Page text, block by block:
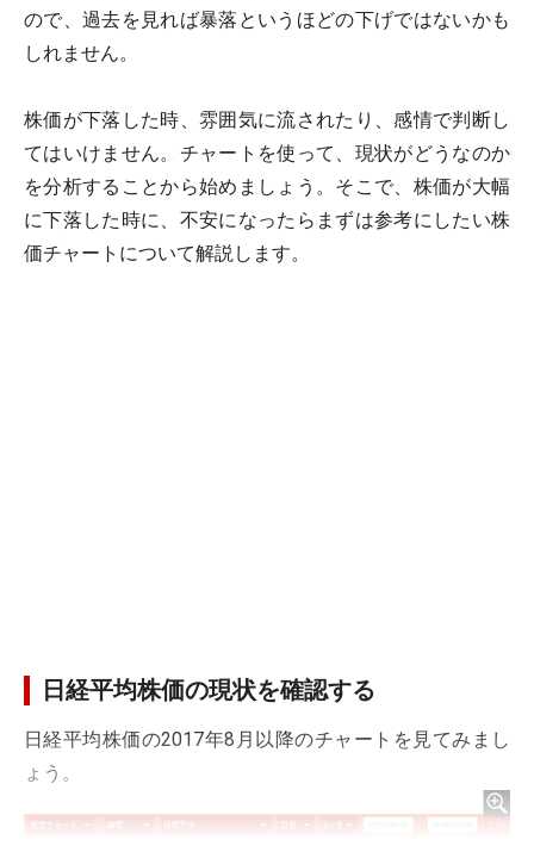
ので、過去を見れば暴落というほどの下げではないかも
しれません。
株価が下落した時、雰囲気に流されたり、感情で判断し
てはいけません。チャートを使って、現状がどうなのか
を分析することから始めましょう。そこで、株価が大幅
に下落した時に、不安になったらまずは参考にしたい株
価チャートについて解説します。
日経平均株価の現状を確認する
日経平均株価の2017年8月以降のチャートを見てみまし
ょう。